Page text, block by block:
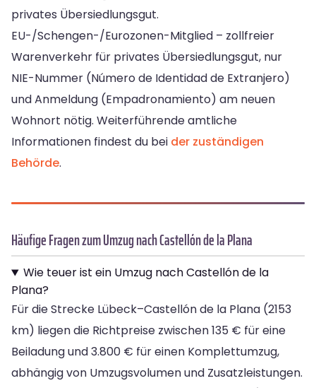
privates Übersiedlungsgut.
EU-/Schengen-/Eurozonen-Mitglied – zollfreier
Warenverkehr für privates Übersiedlungsgut, nur
NIE-Nummer (Número de Identidad de Extranjero)
und Anmeldung (Empadronamiento) am neuen
Wohnort nötig. Weiterführende amtliche
Informationen findest du bei der zuständigen
Behörde.
Häufige Fragen zum Umzug nach Castellón de la Plana
Wie teuer ist ein Umzug nach Castellón de la
Plana?
Für die Strecke Lübeck–Castellón de la Plana (2153
km) liegen die Richtpreise zwischen 135 € für eine
Beiladung und 3.800 € für einen Komplettumzug,
abhängig von Umzugsvolumen und Zusatzleistungen.